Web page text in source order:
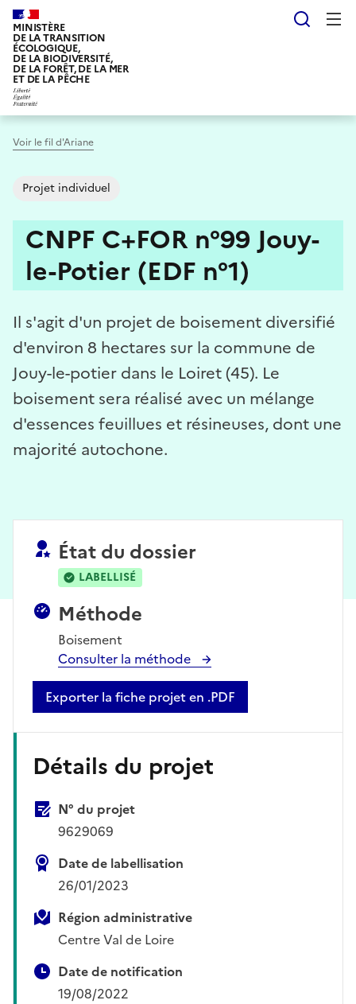
Aller
au
contenu
principal
MINISTÈRE
DE LA TRANSITION
ÉCOLOGIQUE,
DE LA BIODIVERSITÉ,
DE LA FORÊT, DE LA MER
ET DE LA PÊCHE
Voir le fil d'Ariane
Projet individuel
CNPF C+FOR n°99 Jouy-
le-Potier (EDF n°1)
Il s'agit d'un projet de boisement diversifié
d'environ 8 hectares sur la commune de
Jouy-le-potier dans le Loiret (45). Le
boisement sera réalisé avec un mélange
d'essences feuillues et résineuses, dont une
majorité autochone.
État du dossier
LABELLISÉ
Méthode
Boisement
Consulter la méthode
Exporter la fiche projet en .PDF
Détails du projet
N° du projet
9629069
Date de labellisation
26/01/2023
Région administrative
Centre Val de Loire
Date de notification
19/08/2022